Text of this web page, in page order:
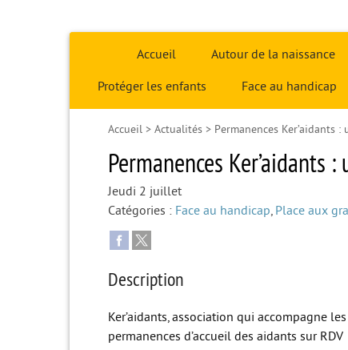
Infoparent29
Accueil Autour de la naissance
Protéger les enfants Face au handicap
Accueil > Actualités > Permanences Ker’aidants
Permanences Ker’aidants
Jeudi 2 juillet
Catégories : Face au handicap, Place aux
Description
Ker’aidants, association qui accompagne
permanences d’accueil des aidants sur RDV